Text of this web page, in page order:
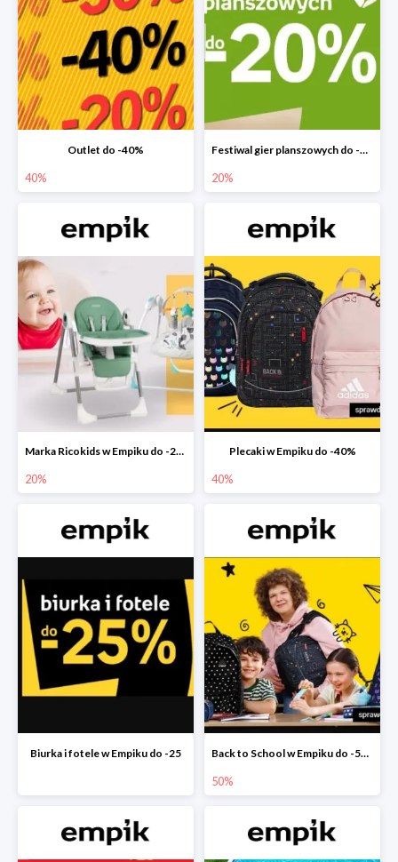
Outlet do -40%
40%
Festiwal gier planszowych do -20%
20%
Marka Ricokids w Empiku do -20%
20%
Plecaki w Empiku do -40%
40%
Biurka i fotele w Empiku do -25 Back to School w Empiku do -50%
50%